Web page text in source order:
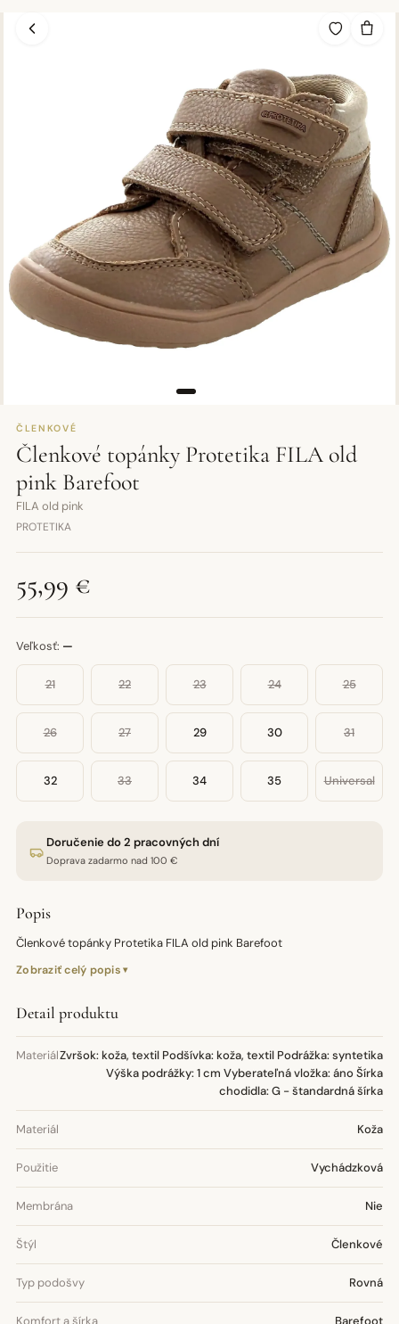
ČLENKOVÉ
Členkové topánky Protetika FILA old
pink Barefoot
FILA old pink
PROTETIKA
55,99 €
Veľkosť: —
21 22 23 24 25
26 27 29 30 31
32 33 34 35 Universal
Doručenie do 2 pracovných dní
Doprava zadarmo nad 100 €
Popis
Členkové topánky Protetika FILA old pink Barefoot
Zobraziť celý popis
Detail produktu
MateriálZvršok: koža, textil Podšívka: koža, textil Podrážka: syntetika
Výška podrážky: 1 cm Vyberateľná vložka: áno Šírka
chodidla: G - štandardná šírka
Materiál Koža
Použitie Vychádzková
Membrána Nie
Štýl Členkové
Typ podošvy Rovná
Komfort a šírka Barefoot